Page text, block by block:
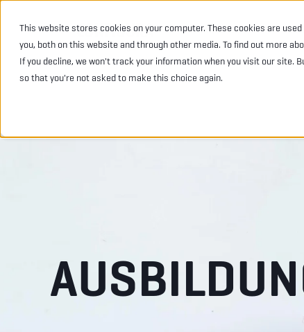
This website stores cookies on your computer. These cookies are
you, both on this website and through other media. To find out more
If you decline, we won't track your information when you visit our site.
so that you're not asked to make this choice again.
BRANCHEN